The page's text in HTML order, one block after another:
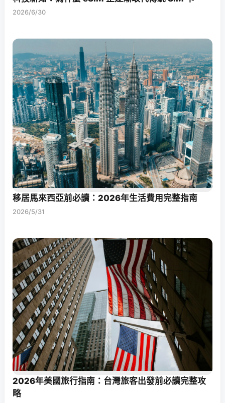
2026/6/30
移居馬來西亞前必讀：2026年生活費用完整指南
2026/5/31
2026年美國旅行指南：台灣旅客出發前必讀完整攻
略